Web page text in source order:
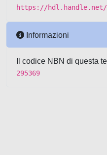
https://hdl.handle.net/
Informazioni
Il codice NBN di questa
295369